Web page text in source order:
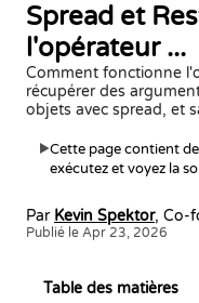
Spread et
l'opérateur ...
Comment fonctionne
récupérer des
objets avec spread, et
▶Cette page contient
exécutez et voyez la
Par Kevin Spektor, Co-
Publié le Apr 23, 2026
Table des matières